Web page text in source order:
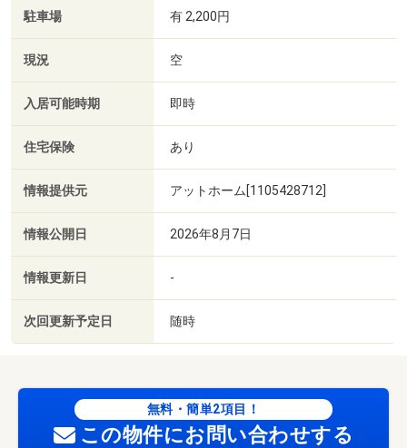
駐車場 有 2,200円
現況 空
入居可能時期 即時
住宅保険 あり
情報提供元 アットホーム[1105428712]
情報公開日 2026年8月7日
情報更新日 -
次回更新予定日 随時
無料・簡単2項目！
この物件にお問い合わせする